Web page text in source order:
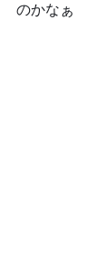
のかなぁ